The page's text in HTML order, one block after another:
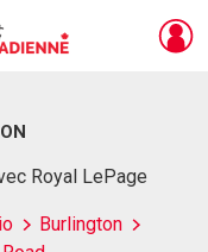
Royal LePage
Burlington